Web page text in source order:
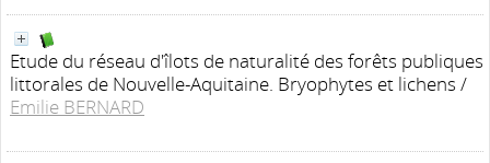
Etude du réseau d'îlots de naturalité des forêts publiques
littorales de Nouvelle-Aquitaine. Bryophytes et lichens /
Emilie BERNARD